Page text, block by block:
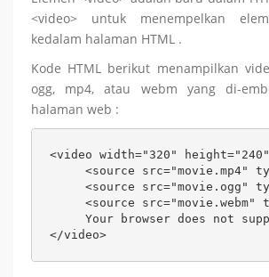
<video> untuk menempelkan
kedalam halaman HTML .
Kode HTML berikut menampilkan
ogg, mp4, atau webm yang di-
halaman web :
<video width="320"
<source src="movie.mp4"
<source src="movie.ogg"
<source src="movie.webm"
Your browser does not
</video>